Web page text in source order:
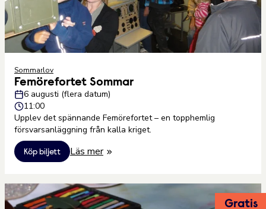
Sommarlov
Femörefortet Sommar
6 augusti (flera datum)
11:00
Upplev det spännande Femörefortet – en topphemlig
försvarsanläggning från kalla kriget.
Köp biljett Läs mer
Gratis